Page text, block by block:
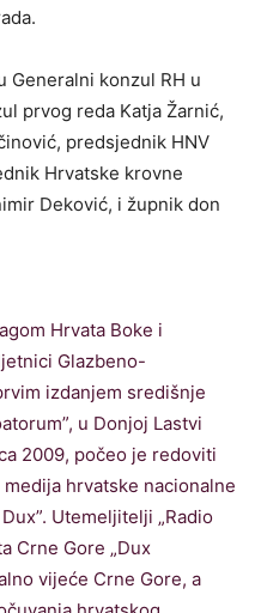
Generalni konzul RH u
prvog reda Katja Žarnić,
predsjednik HNV
Hrvatske krovne
Deković, i župnik don
Hrvata Boke i
Glazbeno-
izdanjem središnje
u Donjoj Lastvi
2009, počeo je redoviti
hrvatske nacionalne
Utemeljitelji „Radio
Crne Gore „Dux
vijeće Crne Gore, a